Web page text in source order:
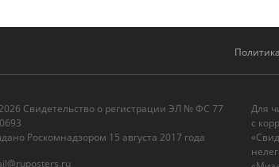
Политика
Cвидетельство о регистрации ЭЛ № ФС 77
Роскомнадзором 15 августа 2017 года
Для
с